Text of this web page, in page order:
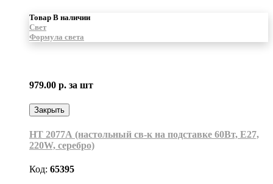
Товар В наличии
Свет
Формула света
979.00 р. за шт
Закрыть
НТ 2077А (настольный св-к на подставке 60Вт, Е27,
220W, серебро)
Код: 65395